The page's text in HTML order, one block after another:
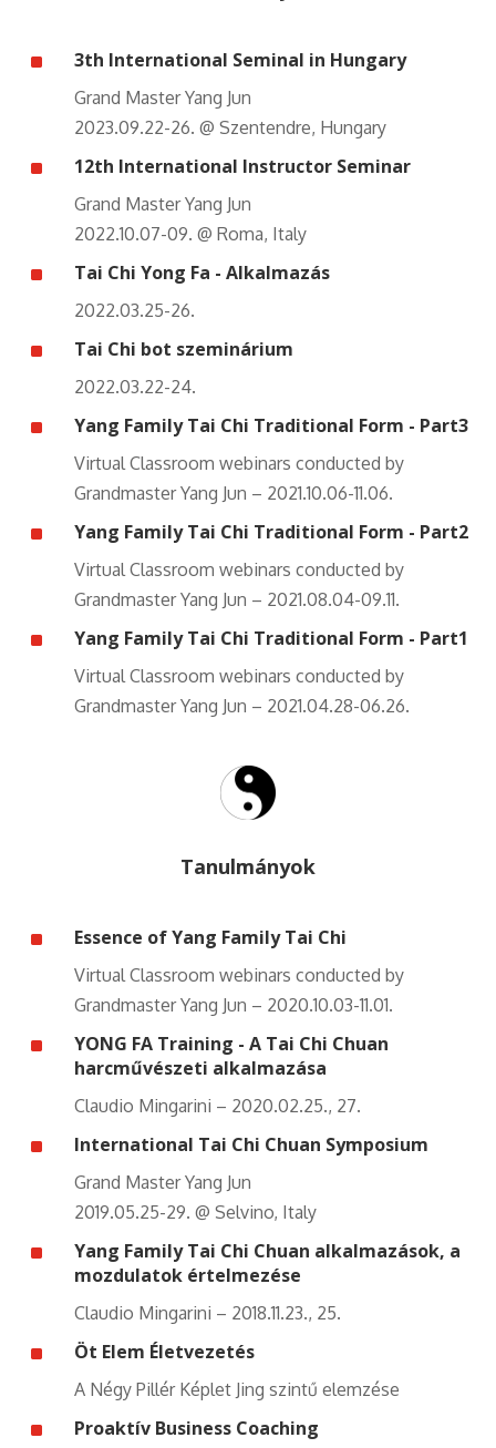
^ 3th International Seminal in Hungary
Grand Master Yang Jun
2023.09.22-26. @ Szentendre, Hungary
^ 12th International Instructor Seminar
Grand Master Yang Jun
2022.10.07-09. @ Roma, Italy
^ Tai Chi Yong Fa - Alkalmazás
2022.03.25-26.
^ Tai Chi bot szeminárium
2022.03.22-24.
^ Yang Family Tai Chi Traditional Form - Part3
Virtual Classroom webinars conducted by
Grandmaster Yang Jun – 2021.10.06-11.06.
^ Yang Family Tai Chi Traditional Form - Part2
Virtual Classroom webinars conducted by
Grandmaster Yang Jun – 2021.08.04-09.11.
^ Yang Family Tai Chi Traditional Form - Part1
Virtual Classroom webinars conducted by
Grandmaster Yang Jun – 2021.04.28-06.26.
Tanulmányok
^ Essence of Yang Family Tai Chi
Virtual Classroom webinars conducted by
Grandmaster Yang Jun – 2020.10.03-11.01.
^
YONG FA Training - A Tai Chi Chuan
harcművészeti alkalmazása
Claudio Mingarini – 2020.02.25., 27.
^ International Tai Chi Chuan Symposium
Grand Master Yang Jun
2019.05.25-29. @ Selvino, Italy
^
Yang Family Tai Chi Chuan alkalmazások, a
mozdulatok értelmezése
Claudio Mingarini – 2018.11.23., 25.
^ Öt Elem Életvezetés
A Négy Pillér Képlet Jing szintű elemzése
^ Proaktív Business Coaching